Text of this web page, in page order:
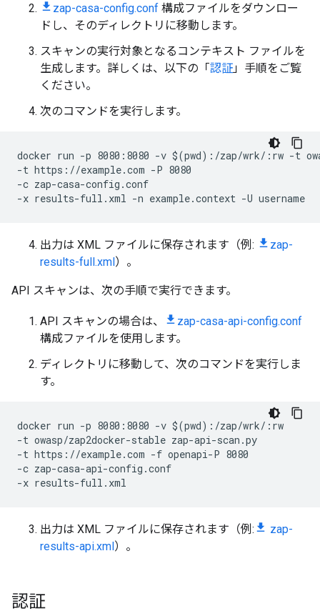
zap-casa-config.conf 構成ファイルをダウンロー
ドし、そのディレクトリに移動します。
スキャンの実行対象となるコンテキスト ファイルを
生成します。詳しくは、以下の「認証 」手順をご覧
ください。
次のコマンドを実行します。
docker run -p 8080:8080 -v $(pwd):/zap/wrk/:rw -t
-t https://example.com -P 8080
-c zap-casa-config.conf
-x results-full.xml -n example.context -U username
出力は XML ファイルに保存されます（例:
zap-
results-full.xml）。
API スキャンは、次の手順で実行できます。
API スキャンの場合は、
zap-casa-api-config.conf
構成ファイルを使用します。
ディレクトリに移動して、次のコマンドを実行しま
す。
docker run -p 8080:8080 -v $(pwd):/zap/wrk/:rw
-t owasp/zap2docker-stable zap-api-scan.py
-t https://example.com -f openapi-P 8080
-c zap-casa-api-config.conf
-x results-full.xml
出力は XML ファイルに保存されます（例:
zap-
results-api.xml）。
認証